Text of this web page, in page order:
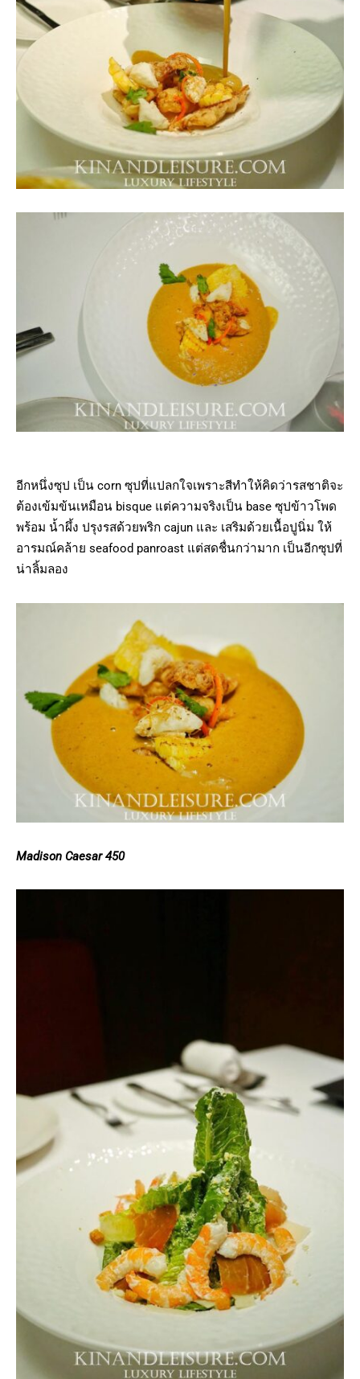
อีกหนึ่งซุป เป็น corn ซุปที่แปลกใจเพราะสีทำให้คิดว่ารสชาติจะ
ต้องเข้มข้นเหมือน bisque แต่ความจริงเป็น base ซุปข้าวโพด
พร้อม น้ำผึ้ง ปรุงรสด้วยพริก cajun และ เสริมด้วยเนื้อปูนิ่ม ให้
อารมณ์คล้าย seafood panroast แต่สดชื่นกว่ามาก เป็นอีกซุปที่
น่าลิ้มลอง
Madison Caesar 450